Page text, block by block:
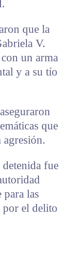
que la
V.
un arma
y a su tío
que
agresión.
detenida fue
las
por el delito